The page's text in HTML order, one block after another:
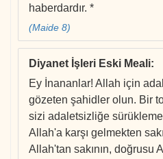
haberdardır. *
(Maide 8)
Diyanet İşleri Eski Meali:
Ey İnananlar! Allah için
gözeten şahidler olun. Bir
sizi adaletsizliğe
Allah'a karşı gelmekten
Allah'tan sakının, doğrusu